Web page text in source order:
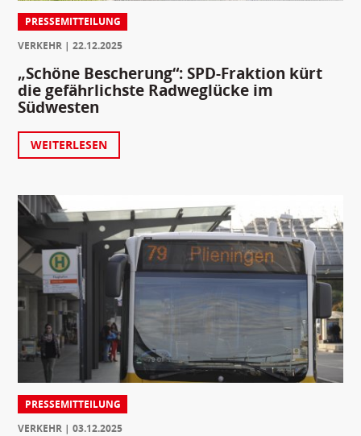
PRESSEMITTEILUNG
VERKEHR
22.12.2025
„Schöne Bescherung“: SPD-Fraktion kürt
die gefährlichste Radweglücke im
Südwesten
WEITERLESEN
PRESSEMITTEILUNG
VERKEHR
03.12.2025